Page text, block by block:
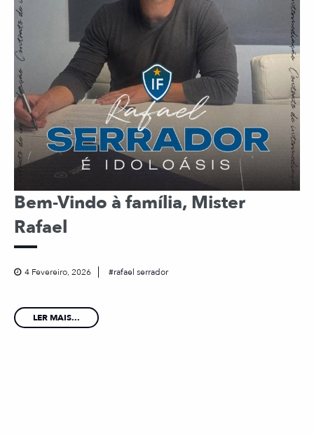
Bem-Vindo à família, Mister
Rafael
4 Fevereiro, 2026 rafael serrador
LER MAIS...